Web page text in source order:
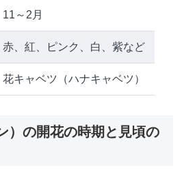
11～2月
赤、紅、ピンク、白、紫など
花キャベツ（ハナキャベツ）
）の開花の時期と見頃の